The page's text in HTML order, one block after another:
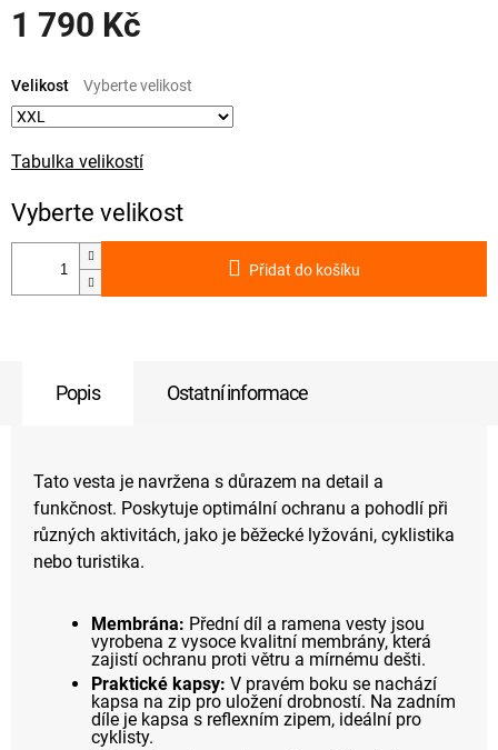
1 790 Kč
cena:
Tabulka velikostí
Velikost
Přidat do košíku
Popis Ostatní informace
Tato vesta je navržena s důrazem na detail a
funkčnost. Poskytuje optimální ochranu a pohodlí při
různých aktivitách, jako je běžecké lyžováni, cyklistika
nebo turistika.
Membrána: Přední díl a ramena vesty jsou
vyrobena z vysoce kvalitní membrány, která
zajistí ochranu proti větru a mírnému dešti.
Praktické kapsy: V pravém boku se nachází
kapsa na zip pro uložení drobností. Na zadním
díle je kapsa s reflexním zipem, ideální pro
cyklisty.